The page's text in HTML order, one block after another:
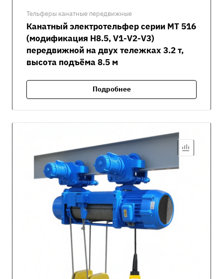
Тельферы канатные передвижные
Канатный электротельфер серии MT 516
(модификация H8.5, V1-V2-V3)
передвижной на двух тележках 3.2 т,
высота подъёма 8.5 м
Подробнее